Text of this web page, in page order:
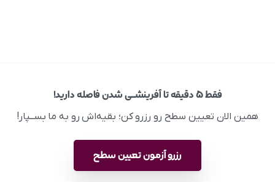
فقط ۵ دقیقه تا آفرینشــی شدن فاصله دارید!
همین الان تعیین سطح رو رزرو کن؛ بقیه‌اش رو به ما بســپار!
رزرو آزمون تعیین سطح